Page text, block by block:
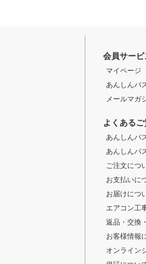
会員サービ
マイページ
あんしんパ
メールマガ
よくあるご
あんしんパ
あんしんパ
ご注文につ
お支払いに
お届けにつ
エアコン工
返品・交換
お客様情報
オンライン